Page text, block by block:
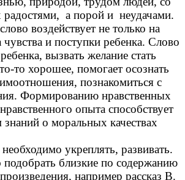
радостями, а порой и неудачами.
воздействует не только на
чувства и поступки ребенка. Слово
вызвать желание стать
то хорошее, помогает осознать
познакомиться с
Формированию нравственных
опыта способствует
о моральных качествах
укреплять, развивать.
близкие по содержанию
например рассказ В.